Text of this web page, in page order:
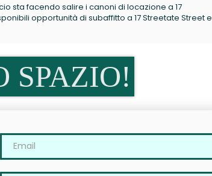
sta facendo salire i canoni di locazione a 17
opportunità di subaffitto a 17 Streetate Street e
SPAZIO!